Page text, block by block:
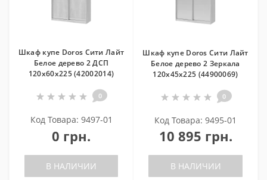
Шкаф купе Doros Сити Лайт
Белое дерево 2 ДСП
120х60х225 (42002014)
0
Код Товара: 9497-01
0 грн.
В НАЛИЧИИ
Шкаф купе Doros Сити Лайт
Белое дерево 2 Зеркала
120х45х225 (44900069)
0
Код Товара: 9495-01
10 895 грн.
В НАЛИЧИИ